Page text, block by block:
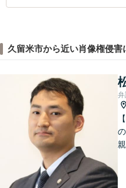
久留米市から近い肖像権侵害